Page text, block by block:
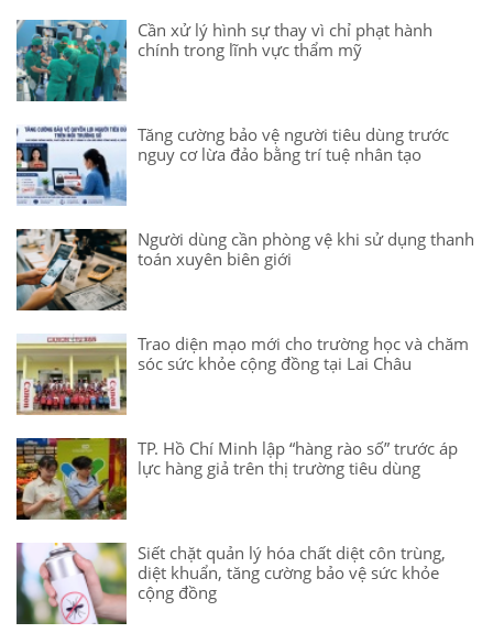
Cần xử lý hình sự thay vì chỉ phạt hành
chính trong lĩnh vực thẩm mỹ
Tăng cường bảo vệ người tiêu dùng trước
nguy cơ lừa đảo bằng trí tuệ nhân tạo
Người dùng cần phòng vệ khi sử dụng thanh
toán xuyên biên giới
Trao diện mạo mới cho trường học và chăm
sóc sức khỏe cộng đồng tại Lai Châu
TP. Hồ Chí Minh lập “hàng rào số” trước áp
lực hàng giả trên thị trường tiêu dùng
Siết chặt quản lý hóa chất diệt côn trùng,
diệt khuẩn, tăng cường bảo vệ sức khỏe
cộng đồng